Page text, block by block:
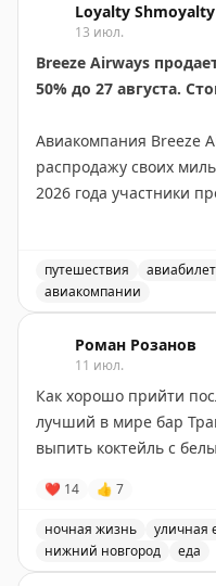
Рекомендуется
не пропустить
Juan Ruiz| Original
Loyalty Shmoyalty
13 июл.
Breeze Airways
50% до 27 августа.
Авиакомпания Breeze
распродажу своих
2026 года участники
объема: 1000 баллов
5000-9000 — 40%,
держателей карты
рекомендует
выгодные перелеты,
превышает 1,45¢. На
стоят до 2¢, что
покупкой проверьте
Tyler Glatt|Original
путешествия
авиакомпании
Роман Розанов
11 июл.
Как хорошо прийти
лучший в мире бар
выпить коктейль с
❤ 14 👍 7
ночная жизнь уличная
нижний новгород
еда